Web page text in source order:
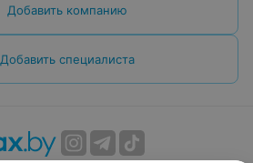
Добавить компанию
Добавить специалиста